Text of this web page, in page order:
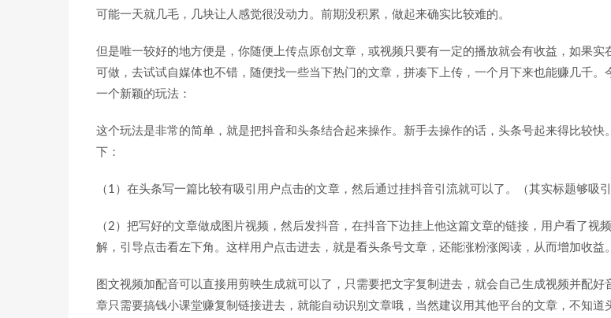
可能一天就几毛，几块让人感觉很没动力。前期没积累，做起来确实比较难的。
但是唯一较好的地方便是，你随便上传点原创文章，或视频只要有一定的播放就会有收益，如果实
可做，去试试自媒体也不错，随便找一些当下热门的文章，拼凑下上传，一个月下来也能赚几千。
一个新颖的玩法：
这个玩法是非常的简单，就是把抖音和头条结合起来操作。新手去操作的话，头条号起来得比较快
下：
（1）在头条写一篇比较有吸引用户点击的文章，然后通过挂抖音引流就可以了。（其实标题够吸引
（2）把写好的文章做成图片视频，然后发抖音，在抖音下边挂上他这篇文章的链接，用户看了视
解，引导点击看左下角。这样用户点击进去，就是看头条号文章，还能涨粉涨阅读，从而增加收益。
图文视频加配音可以直接用剪映生成就可以了，只需要把文字复制进去，就会自己生成视频并配好
章只需要搞钱小课堂赚复制链接进去，就能自动识别文章哦，当然建议用其他平台的文章，不知道